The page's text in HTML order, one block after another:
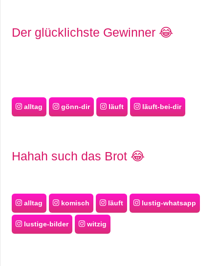
Der glücklichste Gewinner 😂
alltag gönn-dir läuft läuft-bei-dir
Hahah such das Brot 😂
alltag komisch läuft lustig-whatsapp
lustige-bilder witzig